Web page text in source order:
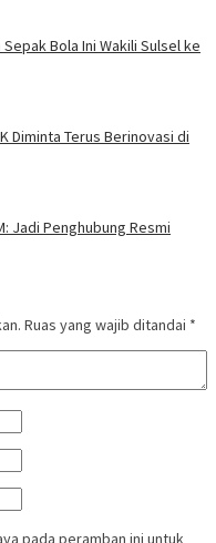
Bola Ini Wakili Sulsel ke
Diminta Terus Berinovasi di
Jadi Penghubung Resmi
Ruas yang wajib ditandai *
pada peramban ini untuk